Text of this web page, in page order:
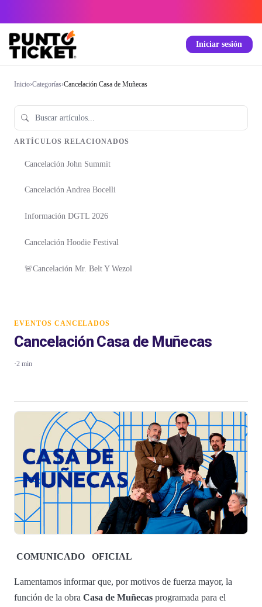
Iniciar sesión
Inicio›Categorías›Cancelación Casa de Muñecas
ARTÍCULOS RELACIONADOS
Cancelación John Summit
Cancelación Andrea Bocelli
Información DGTL 2026
Cancelación Hoodie Festival
🚨Cancelación Mr. Belt Y Wezol
EVENTOS CANCELADOS
Cancelación Casa de Muñecas
·2 min
COMUNICADO OFICIAL
Lamentamos informar que, por motivos de fuerza mayor, la
función de la obra Casa de Muñecas programada para el